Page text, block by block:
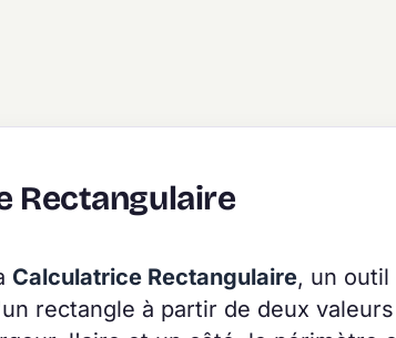
Rectangulaire
Calculatrice Rectangulaire, un
rectangle à partir de deux